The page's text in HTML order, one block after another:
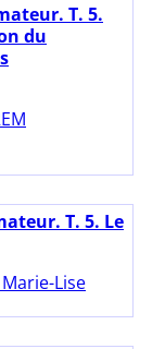
T. 5.
du
T. 5. Le
Lise